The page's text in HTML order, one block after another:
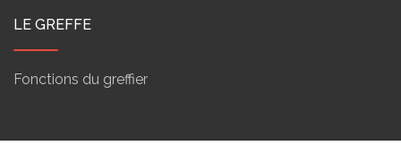
LE GREFFE
Fonctions du greffier